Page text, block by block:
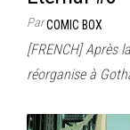
ParCOMIC BOX
[FRENCH] Après
réorganise à